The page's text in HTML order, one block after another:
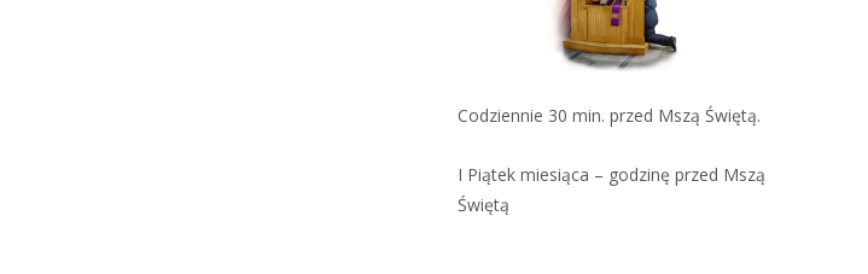
Codziennie 30 min. przed Mszą Świętą.
I Piątek miesiąca – godzinę przed Mszą
Świętą